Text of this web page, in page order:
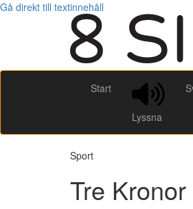
Gå direkt till textinnehåll
Start
Lyssna
Sport
Tre